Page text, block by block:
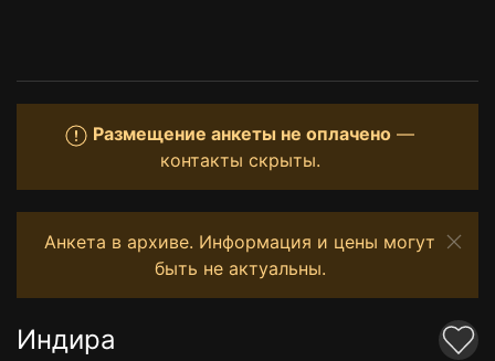
Размещение анкеты не оплачено —
контакты скрыты.
Анкета в архиве. Информация и цены могут
быть не актуальны.
Индира